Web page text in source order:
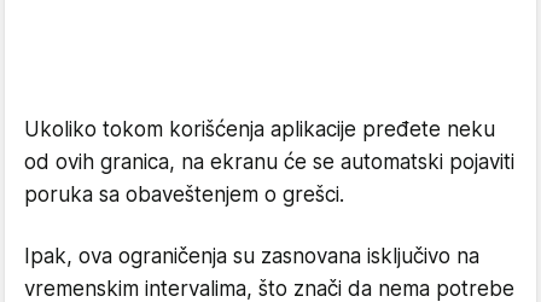
Ukoliko tokom korišćenja aplikacije pređete neku
od ovih granica, na ekranu će se automatski pojaviti
poruka sa obaveštenjem o grešci.
Ipak, ova ograničenja su zasnovana isključivo na
vremenskim intervalima, što znači da nema potrebe